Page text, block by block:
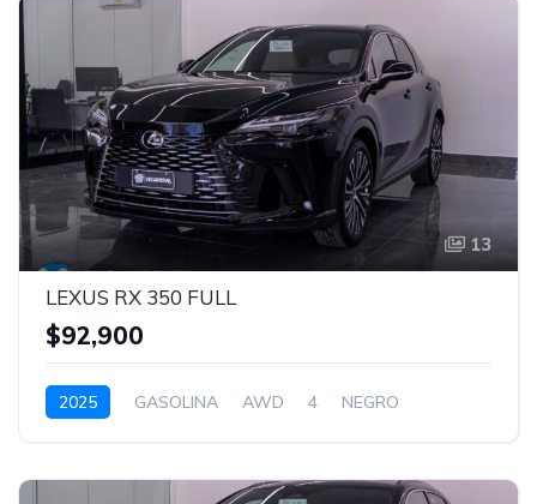
13
LEXUS RX 350 FULL
$92,900
2025 GASOLINA AWD 4 NEGRO